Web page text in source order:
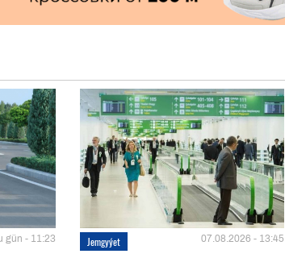
gün - 11:23 Jemgyýet 07.08.2026 - 13:45